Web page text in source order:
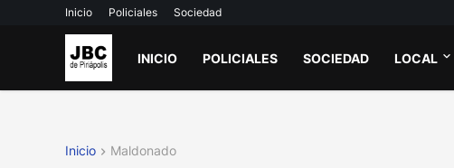
Inicio Policiales Sociedad
INICIO POLICIALES SOCIEDAD LOCAL
Inicio Maldonado